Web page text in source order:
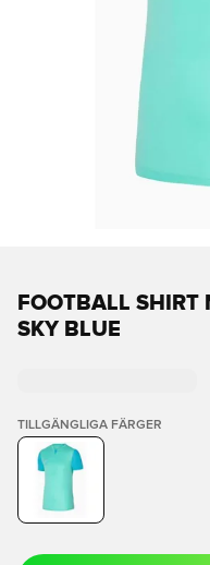
FOOTBALL SHIRT
SKY BLUE
TILLGÄNGLIGA FÄRGER